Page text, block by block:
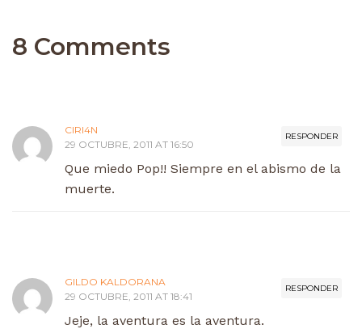
8 Comments
RESPONDER
CIRI4N
29 OCTUBRE, 2011 AT 16:50
Que miedo Pop!! Siempre en el abismo de la
muerte.
RESPONDER
GILDO KALDORANA
29 OCTUBRE, 2011 AT 18:41
Jeje, la aventura es la aventura.